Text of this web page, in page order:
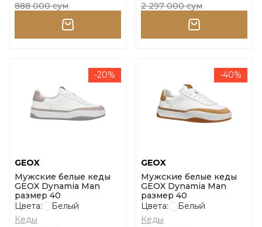
888 000 сум 2 297 000 сум
-20%
GEOX
Мужские белые кеды
GEOX Dynamia Man
размер 40
Цвета:
Белый
Кеды
-40%
GEOX
Мужские белые кеды
GEOX Dynamia Man
размер 40
Цвета:
Белый
Кеды